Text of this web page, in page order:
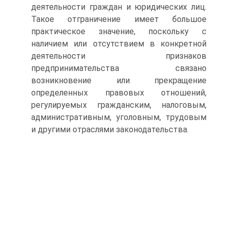
деятельности граждан и юридических лиц.
Такое отграничение имеет большое
практическое значение, поскольку с
наличием или отсутствием в конкретной
деятельности признаков
предпринимательства связано
возникновение или прекращение
определенных правовых отношений,
регулируемых гражданским, налоговым,
административным, уголовным, трудовым
и другими отраслями законодательства.